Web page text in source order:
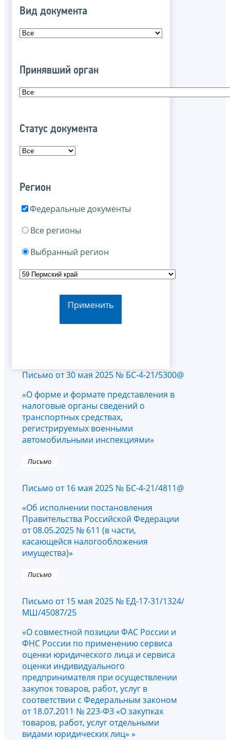
Вид документа
Принявший орган
Статус документа
Регион
Федеральные документы
Все регионы
Выбранный регион
Применить
Письмо от 30 мая 2025 № БС-4-21/5300@
«О форме и формате представления в
налоговые органы сведений о
транспортных средствах,
регистрируемых военными
автомобильными инспекциями»
Письмо
Письмо от 16 мая 2025 № БС-4-21/4811@
«Об исполнении постановления
Правительства Российской Федерации
от 08.05.2025 № 611 (в части,
касающейся налогообложения
имущества)»
Письмо
Письмо от 15 мая 2025 № ЕД-17-31/1324/
МШ/45087/25
«О совместной позиции ФАС России и
ФНС России по применению сервиса
оценки юридического лица и сервиса
оценки индивидуального
предпринимателя при осуществлении
закупок товаров, работ, услуг в
соответствии с Федеральным законом
от 18.07.2011 № 223-ФЗ «О закупках
товаров, работ, услуг отдельными
видами юридических лиц» »